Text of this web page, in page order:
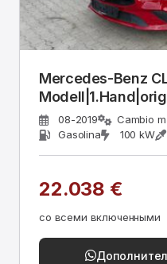
Mercedes-Benz
08-2019 Cambio
Gasolina
100 kW
22.038 €
со всеми включенными